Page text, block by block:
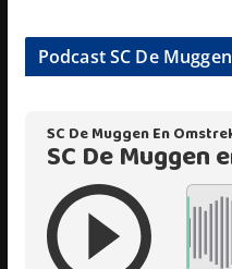
Podcast SC De